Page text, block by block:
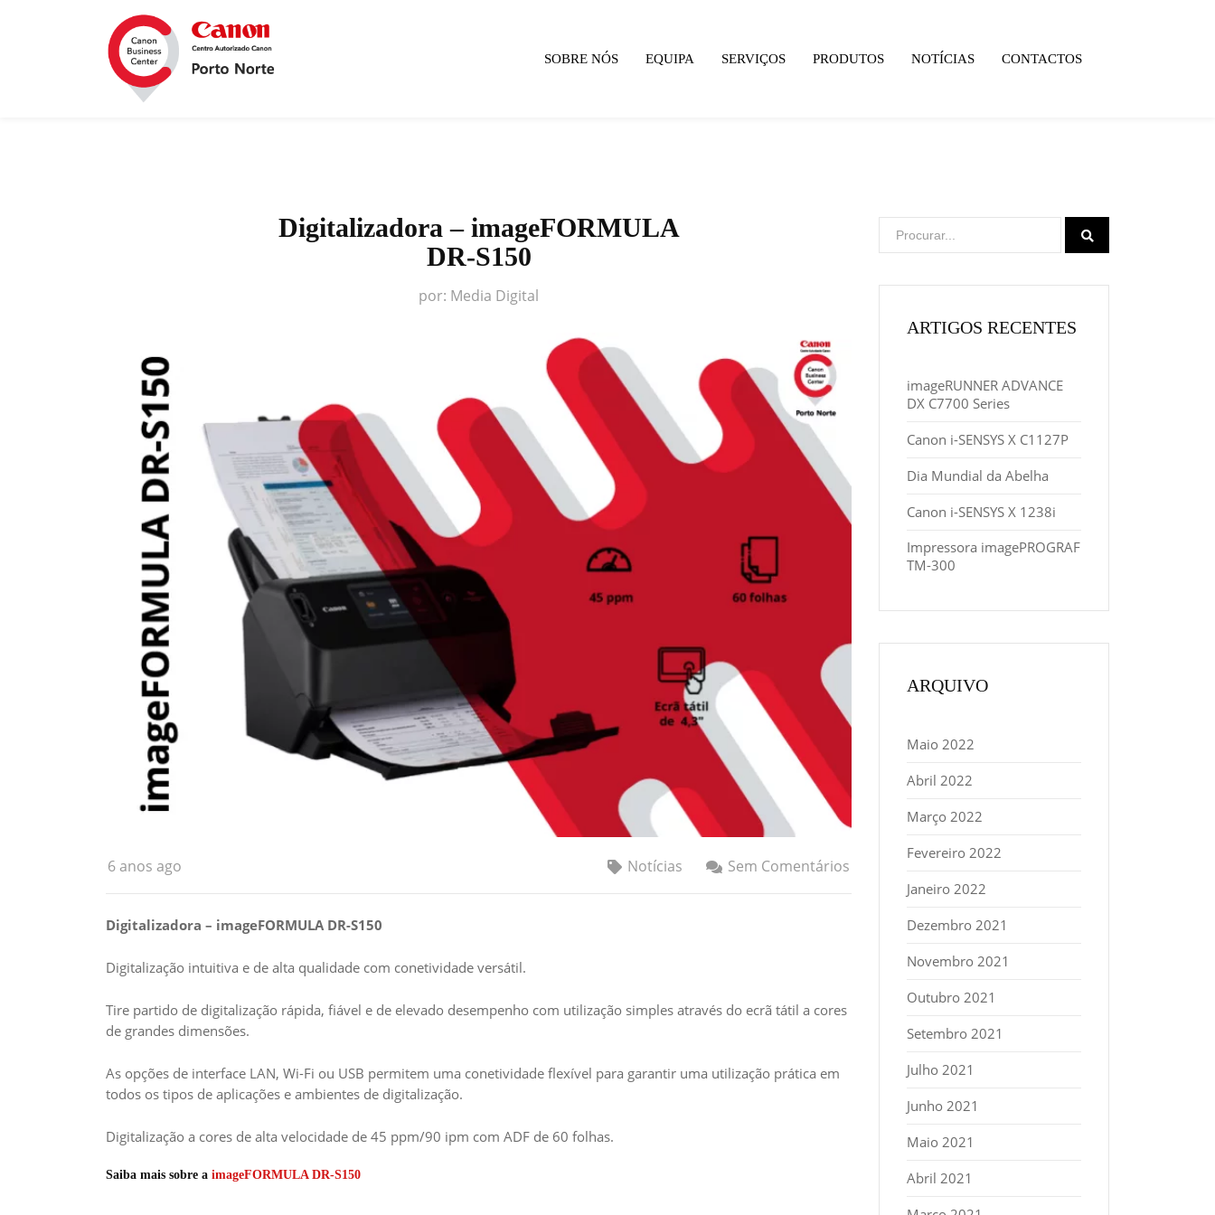
SOBRE NÓS EQUIPA SERVIÇOS PRODUTOS NOTÍCIAS CONTACTOS
Digitalizadora – imageFORMULA
DR-S150
por: Media Digital
6 anos ago Notícias Sem Comentários
Digitalizadora – imageFORMULA DR-S150
Digitalização intuitiva e de alta qualidade com conetividade versátil.
Tire partido de digitalização rápida, fiável e de elevado desempenho com utilização simples através do ecrã tátil a cores
de grandes dimensões.
As opções de interface LAN, Wi-Fi ou USB permitem uma conetividade flexível para garantir uma utilização prática em
todos os tipos de aplicações e ambientes de digitalização.
Digitalização a cores de alta velocidade de 45 ppm/90 ipm com ADF de 60 folhas.
Saiba mais sobre a imageFORMULA DR-S150
ARTIGOS RECENTES
imageRUNNER ADVANCE
DX C7700 Series
Canon i-SENSYS X C1127P
Dia Mundial da Abelha
Canon i-SENSYS X 1238i
Impressora imagePROGRAF
TM-300
ARQUIVO
Maio 2022
Abril 2022
Março 2022
Fevereiro 2022
Janeiro 2022
Dezembro 2021
Novembro 2021
Outubro 2021
Setembro 2021
Julho 2021
Junho 2021
Maio 2021
Abril 2021